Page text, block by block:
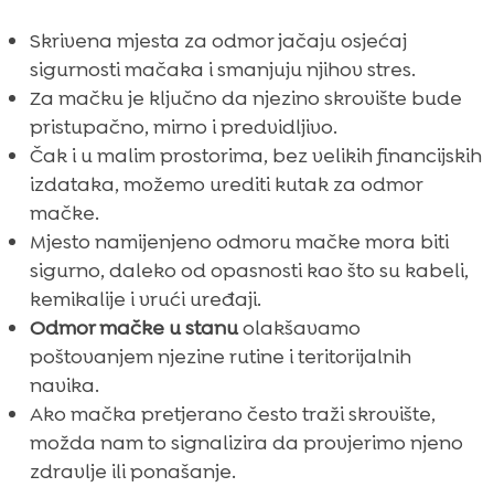
Skrivena mjesta za odmor jačaju osjećaj
sigurnosti mačaka i smanjuju njihov stres.
Za mačku je ključno da njezino skrovište bude
pristupačno, mirno i predvidljivo.
Čak i u malim prostorima, bez velikih financijskih
izdataka, možemo urediti kutak za odmor
mačke.
Mjesto namijenjeno odmoru mačke mora biti
sigurno, daleko od opasnosti kao što su kabeli,
kemikalije i vrući uređaji.
Odmor mačke u stanuolakšavamo
poštovanjem njezine rutine i teritorijalnih
navika.
Ako mačka pretjerano često traži skrovište,
možda nam to signalizira da provjerimo njeno
zdravlje ili ponašanje.